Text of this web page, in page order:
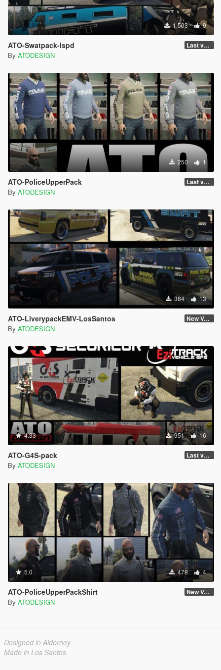
1.503 9
ATO-Swatpack-lspd Last version
By ATODESIGN
250 1
ATO-PoliceUpperPack Last version
By ATODESIGN
384 13
ATO-LiverypackEMV-LosSantos New Version
By ATODESIGN
4.33 951 16
ATO-G4S-pack Last version
By ATODESIGN
5.0 478 4
ATO-PoliceUpperPackShirt New Version
By ATODESIGN
Designed in Alderney
Made in Los Santos